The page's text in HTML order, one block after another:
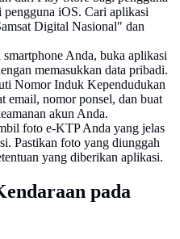
iOS. Cari aplikasi
Digital Nasional" dan
Anda, buka aplikasi
memasukkan data pribadi.
Nomor Induk Kependudukan
email, nomor ponsel, dan buat
akun Anda.
foto e-KTP Anda yang jelas
Pastikan foto yang diunggah
yang diberikan aplikasi.
pada